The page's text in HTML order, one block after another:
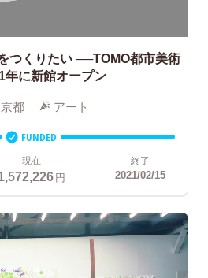
つくりたい──TOMO都市美術
年に新館オープン
都 アート
FUNDED
現在
円
終了
2021/02/15